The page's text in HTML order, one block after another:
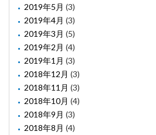
2019年5月 (3)
2019年4月 (3)
2019年3月 (5)
2019年2月 (4)
2019年1月 (3)
2018年12月 (3)
2018年11月 (3)
2018年10月 (4)
2018年9月 (3)
2018年8月 (4)